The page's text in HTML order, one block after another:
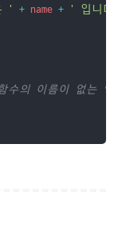
' + name + ' 입니
수의 이름이 없는 익